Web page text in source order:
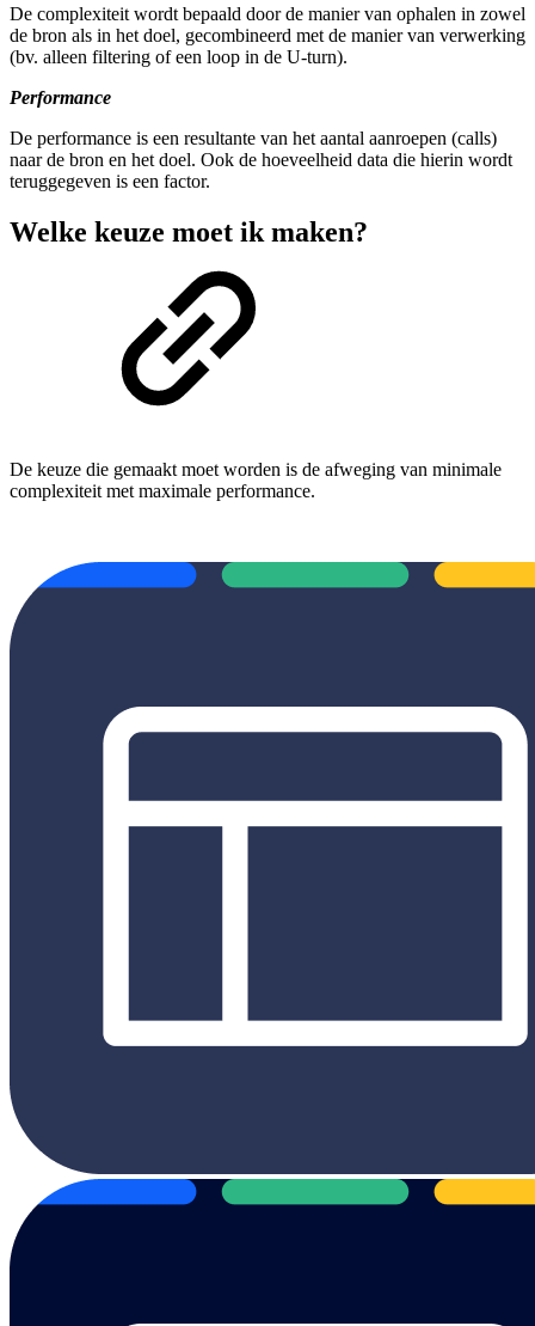
De complexiteit wordt bepaald door de manier van ophalen in zowel
de bron als in het doel, gecombineerd met de manier van verwerking
(bv. alleen filtering of een loop in de U-turn).
Performance
De performance is een resultante van het aantal aanroepen (calls)
naar de bron en het doel. Ook de hoeveelheid data die hierin wordt
teruggegeven is een factor.
Welke keuze moet ik maken?
De keuze die gemaakt moet worden is de afweging van minimale
complexiteit met maximale performance.